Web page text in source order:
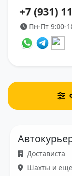
+7 (931)
Пн-Пт 9:00-
Достависта
Шахты и